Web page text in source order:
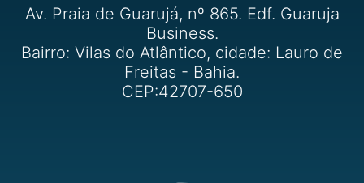
Av. Praia de Guarujá, nº 865. Edf. Guaruja
Business.
Bairro: Vilas do Atlântico, cidade: Lauro de
Freitas - Bahia.
CEP:42707-650